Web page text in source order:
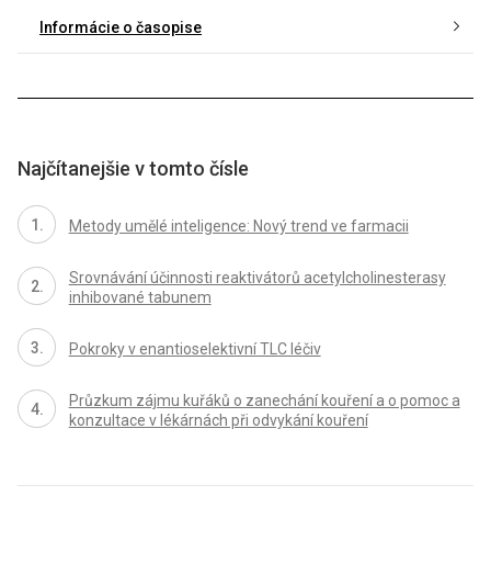
Informácie o časopise
Najčítanejšie v tomto čísle
Metody umělé inteligence: Nový trend ve farmacii
Srovnávání účinnosti reaktivátorů acetylcholinesterasy
inhibované tabunem
Pokroky v enantioselektivní TLC léčiv
Průzkum zájmu kuřáků o zanechání kouření a o pomoc a
konzultace v lékárnách při odvykání kouření